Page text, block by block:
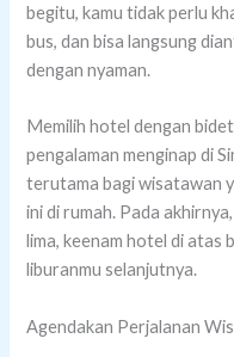
begitu, kamu tidak perlu
bus, dan bisa langsung
dengan nyaman.
Memilih hotel dengan
pengalaman menginap di
terutama bagi wisatawan
ini di rumah. Pada
lima, keenam hotel di atas
liburanmu selanjutnya.
Agendakan Perjalanan